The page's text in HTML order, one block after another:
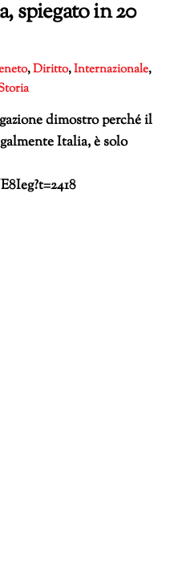
spiegato in 20
,Diritto,Internazionale,
dimostro perché il
Italia, è solo